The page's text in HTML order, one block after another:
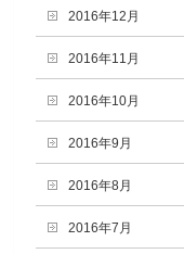
2016年12月
2016年11月
2016年10月
2016年9月
2016年8月
2016年7月